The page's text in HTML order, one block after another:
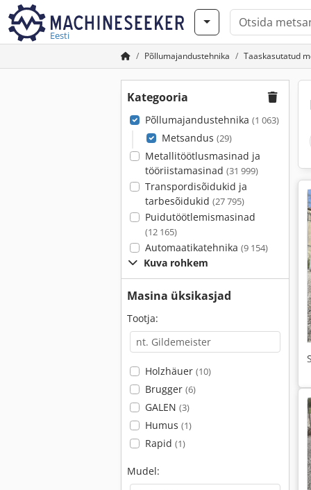
Eesti
Põllumajandustehnika Taaskasutatud
Kategooria
Põllumajandustehnika (1 063)
Metsandus (29)
Metallitöötlusmasinad ja
tööriistamasinad (31 999)
Transpordisõidukid ja
tarbesõidukid (27 795)
Puidutöötlemismasinad
(12 165)
Automaatikatehnika (9 154)
Kuva rohkem
Masina üksikasjad
Tootja:
Holzhäuer (10)
Brugger (6)
GALEN (3)
Humus (1)
Rapid (1)
Mudel: